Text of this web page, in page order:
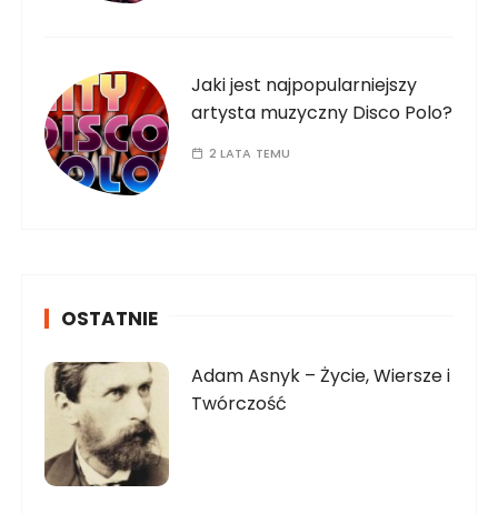
Jaki jest najpopularniejszy
artysta muzyczny Disco Polo?
2 LATA TEMU
OSTATNIE
Adam Asnyk – Życie, Wiersze i
Twórczość